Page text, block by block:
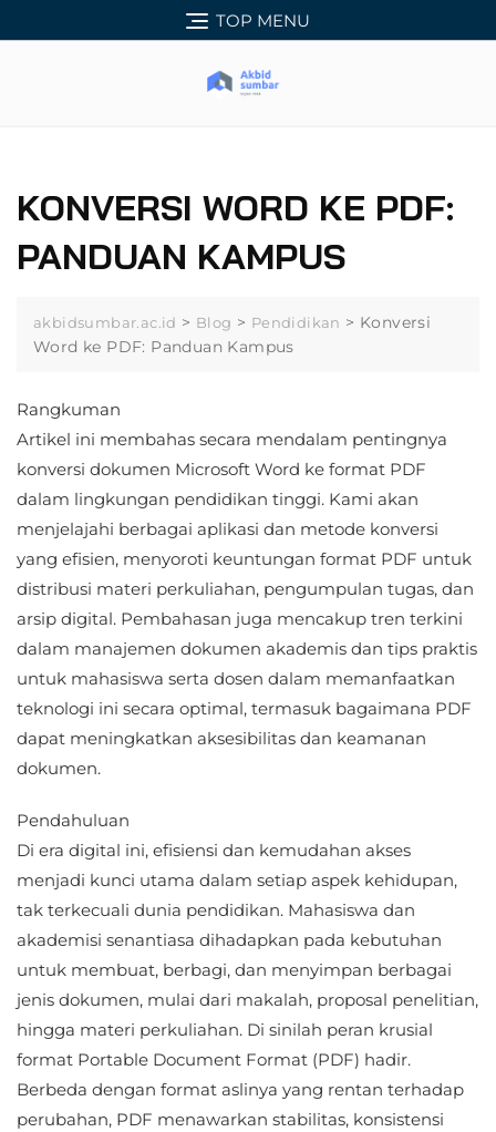
to
TOP MENU
KONVERSI WORD KE PDF:
PANDUAN KAMPUS
akbidsumbar.ac.id > Blog > Pendidikan > Konversi
Word ke PDF: Panduan Kampus
Rangkuman
Artikel ini membahas secara mendalam pentingnya
konversi dokumen Microsoft Word ke format PDF
dalam lingkungan pendidikan tinggi. Kami akan
menjelajahi berbagai aplikasi dan metode konversi
yang efisien, menyoroti keuntungan format PDF untuk
distribusi materi perkuliahan, pengumpulan tugas, dan
arsip digital. Pembahasan juga mencakup tren terkini
dalam manajemen dokumen akademis dan tips praktis
untuk mahasiswa serta dosen dalam memanfaatkan
teknologi ini secara optimal, termasuk bagaimana PDF
dapat meningkatkan aksesibilitas dan keamanan
dokumen.
Pendahuluan
Di era digital ini, efisiensi dan kemudahan akses
menjadi kunci utama dalam setiap aspek kehidupan,
tak terkecuali dunia pendidikan. Mahasiswa dan
akademisi senantiasa dihadapkan pada kebutuhan
untuk membuat, berbagi, dan menyimpan berbagai
jenis dokumen, mulai dari makalah, proposal penelitian,
hingga materi perkuliahan. Di sinilah peran krusial
format Portable Document Format (PDF) hadir.
Berbeda dengan format aslinya yang rentan terhadap
perubahan, PDF menawarkan stabilitas, konsistensi